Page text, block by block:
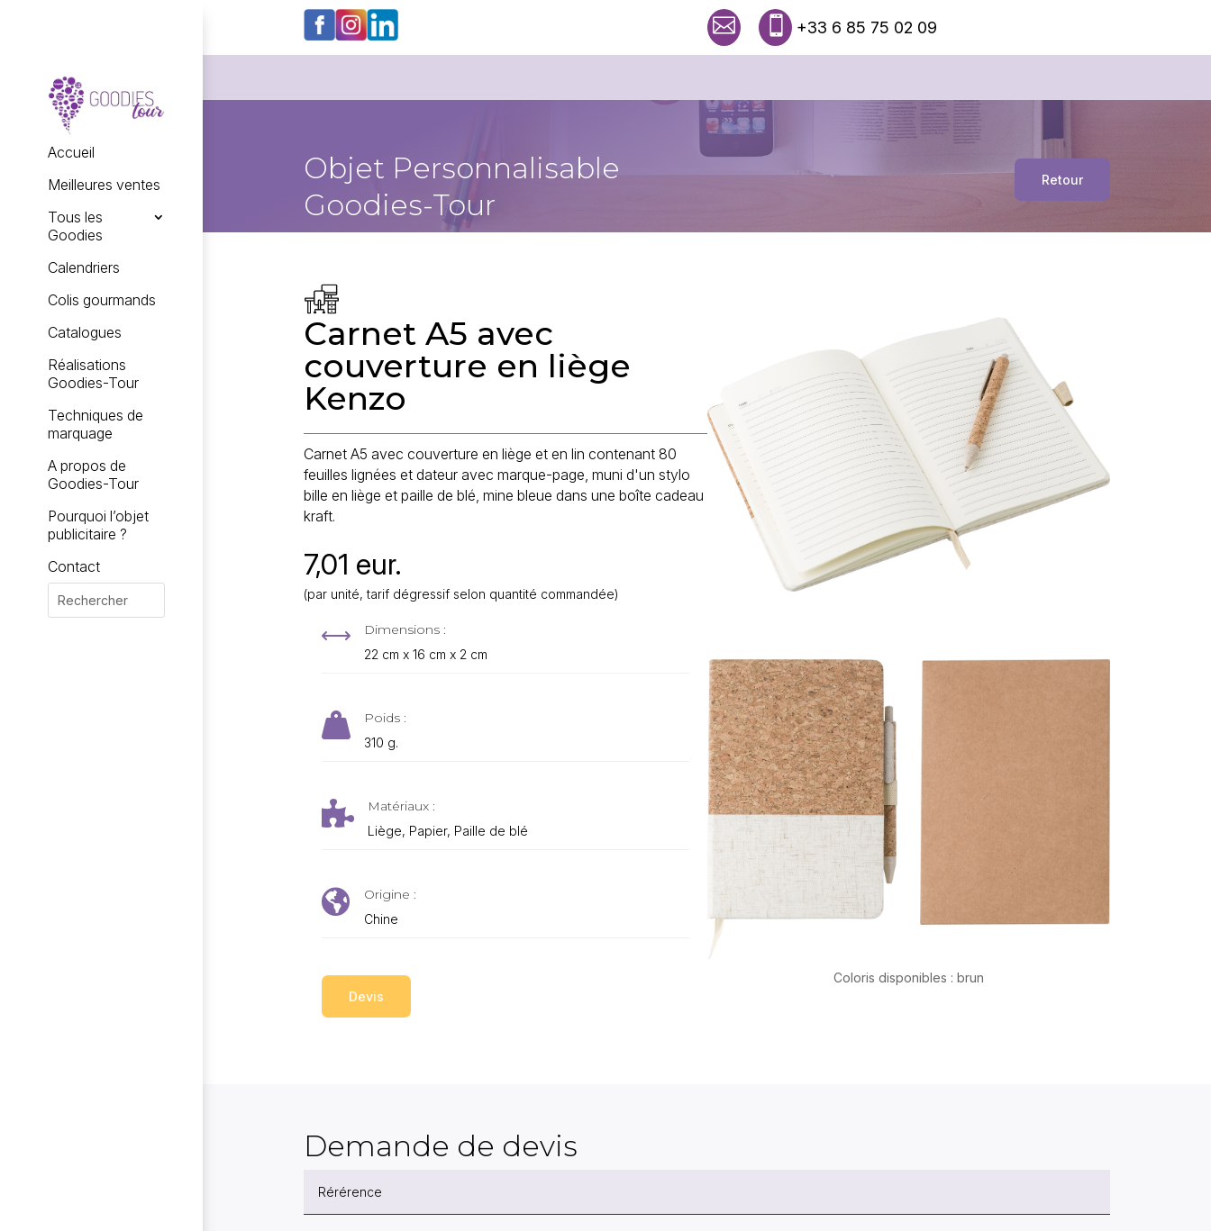
  +33 6 85 75 02 09
Accueil
Meilleures ventes
Tous les
Goodies
Calendriers
Colis gourmands
Catalogues
Réalisations
Goodies-Tour
Techniques de
marquage
A propos de
Goodies-Tour
Pourquoi l’objet
publicitaire ?
Contact
Objet Personnalisable
Goodies-Tour
Retour
Carnet A5 avec
couverture en liège
Kenzo
Carnet A5 avec couverture en liège et en lin contenant 80
feuilles lignées et dateur avec marque-page, muni d'un stylo
bille en liège et paille de blé, mine bleue dans une boîte cadeau
kraft.
7,01 eur.
(par unité, tarif dégressif selon quantité commandée)
, Dimensions :
22 cm x 16 cm x 2 cm
 Poids :
310 g.
 Matériaux :
Liège, Papier, Paille de blé
 Origine :
Chine
Devis
Coloris disponibles : brun
Demande de devis